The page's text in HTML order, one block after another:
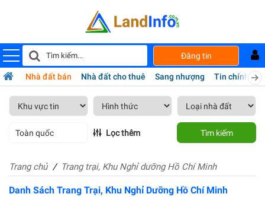
Đăng tin
Nhà đất bán Nhà đất cho thuê Sang nhượng Tin chính chủ
Toàn quốc Lọc thêm Tìm kiếm
Trang chủ Trang trại, Khu Nghỉ dưỡng Hồ Chí Minh
Danh Sách Trang Trại, Khu Nghỉ Dưỡng Hồ Chí Minh